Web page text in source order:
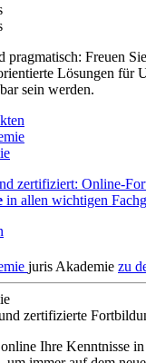
pragmatisch: Freuen
Lösungen für
sein werden.
zertifiziert: Online-
in allen wichtigen
juris Akademie zu
zertifizierte
Ihre Kenntnisse in